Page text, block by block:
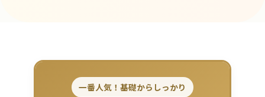
一番人気！基礎からしっかり